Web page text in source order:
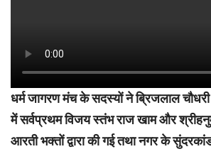
धर्म जागरण मंच के सदस्यों ने ब्रिजलाल
में सर्वप्रथम विजय स्तंभ राज खाम और
आरती भक्तों द्वारा की गई तथा नगर के सुंदरकांड